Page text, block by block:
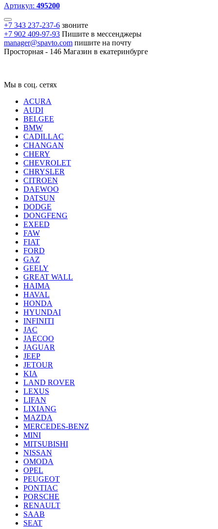
Артикул: 495200
+7 343 237-237-6 звоните
+7 902 409-97-93 Пишите в мессенджеры
manager@spavto.com пишите на почту
Просторная - 146 Магазин в екатеринбурге
Мы в соц. сетях
ACURA
AUDI
BELGEE
BMW
CADILLAC
CHANGAN
CHERY
CHEVROLET
CHRYSLER
CITROEN
DAEWOO
DATSUN
DODGE
DONGFENG
EXEED
FAW
FIAT
FORD
GAZ
GEELY
GREAT WALL
HAIMA
HAVAL
HONDA
HYUNDAI
INFINITI
JAC
JAECOO
JAGUAR
JEEP
JETOUR
KIA
LAND ROVER
LEXUS
LIFAN
LIXIANG
MAZDA
MERCEDES-BENZ
MINI
MITSUBISHI
NISSAN
OMODA
OPEL
PEUGEOT
PONTIAC
PORSCHE
RENAULT
SAAB
SEAT